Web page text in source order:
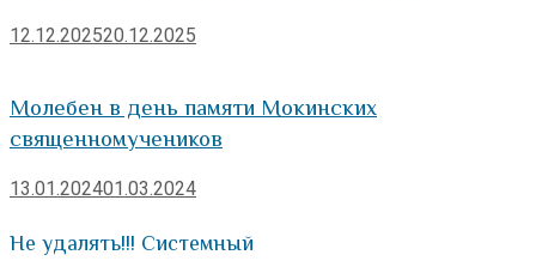
12.12.202520.12.2025
Молебен в день памяти Мокинских
священномучеников
13.01.202401.03.2024
Не удалять!!! Системный